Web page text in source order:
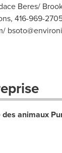
Beres/
416-969-
/
animaux